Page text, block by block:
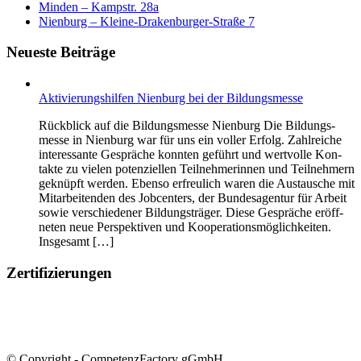
Min­den – Kamp­str. 28a
Nien­burg – Klei­ne-Dra­ken­bur­ger-Stra­ße 7
Neu­es­te Beiträge
Akti­vie­rungs­hil­fen Nien­burg bei der Bildungsmesse
Rück­blick auf die Bil­dungs­mes­se Nien­burg Die Bil­dungs­
mes­se in Nien­burg war für uns ein vol­ler Erfolg. Zahl­rei­che
inter­es­san­te Gesprä­che konn­ten geführt und wert­vol­le Kon­
tak­te zu vie­len poten­zi­el­len Teil­neh­me­rin­nen und Teil­neh­mern
geknüpft wer­den. Eben­so erfreu­lich waren die Aus­tau­sche mit
Mit­ar­bei­ten­den des Job­cen­ters, der Bun­des­agen­tur für Arbeit
sowie ver­schie­de­ner Bil­dungs­trä­ger. Die­se Gesprä­che eröff­
ne­ten neue Per­spek­ti­ven und Koope­ra­ti­ons­mög­lich­kei­ten.
Insgesamt […]
Zer­ti­fi­zie­run­gen